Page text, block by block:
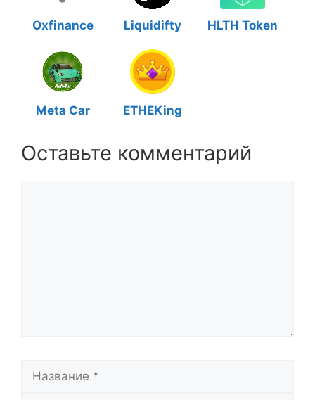
Oxfinance Liquidifty HLTH Token
Meta Car ETHEKing
Оставьте комментарий